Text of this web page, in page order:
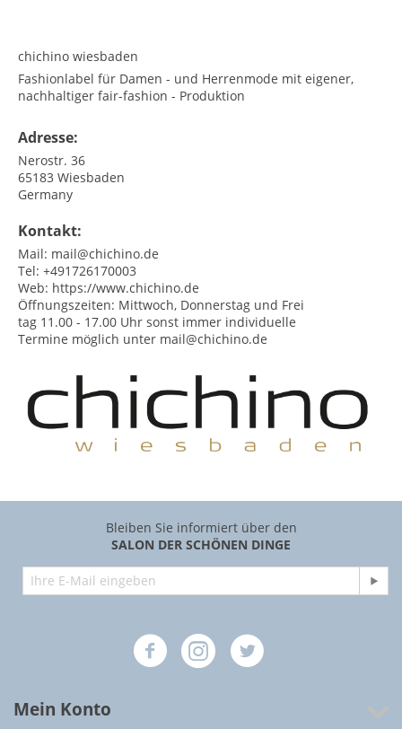
chichino wiesbaden
Fashionlabel für Damen - und Herrenmode mit eigener,
nachhaltiger fair-fashion - Produktion
Adresse:
Nerostr. 36
65183 Wiesbaden
Germany
Kontakt:
Mail: mail@chichino.de
Tel: +491726170003
Web: https://www.chichino.de
Öffnungszeiten: Mittwoch, Donnerstag und Frei
tag 11.00 - 17.00 Uhr sonst immer individuelle
Termine möglich unter mail@chichino.de
Bleiben Sie informiert über den
SALON DER SCHÖNEN DINGE
Mein Konto